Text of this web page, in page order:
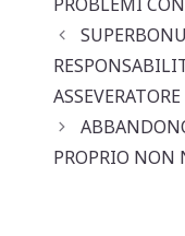
A
p
p
b
o
o
k
PROPRIO NON